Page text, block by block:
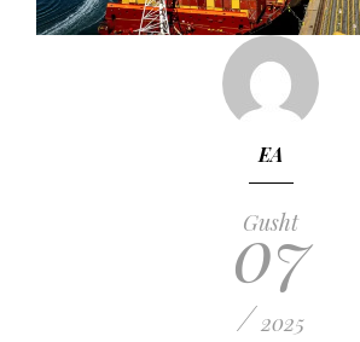
EA
Gusht
07
/ 2025